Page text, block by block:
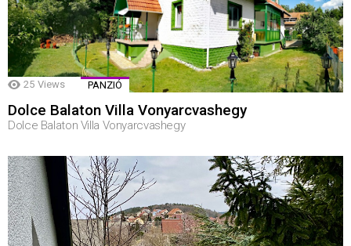
25 Views PANZIÓ
Dolce Balaton Villa Vonyarcvashegy
Dolce Balaton Villa Vonyarcvashegy